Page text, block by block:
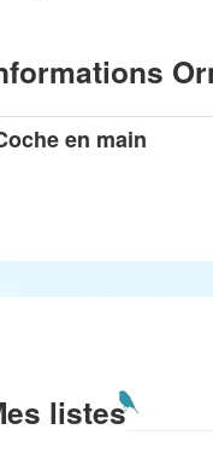
en main
listes